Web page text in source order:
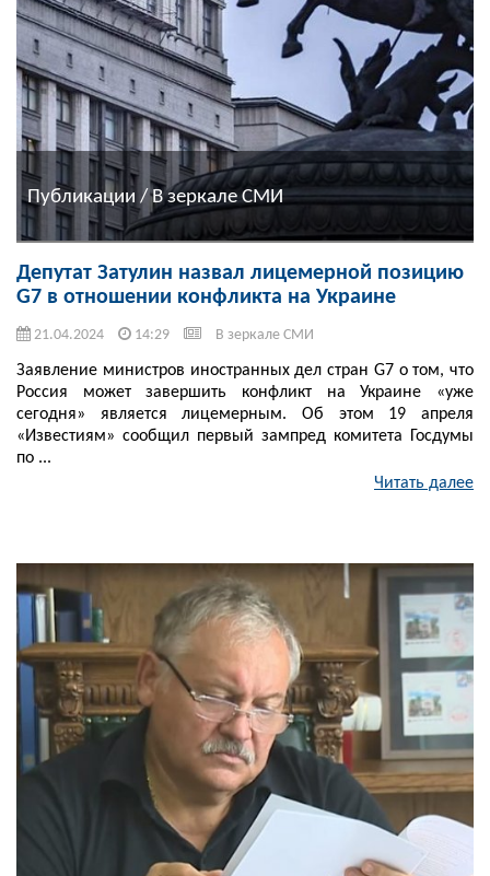
Публикации / В зеркале СМИ
Депутат Затулин назвал лицемерной позицию
G7 в отношении конфликта на Украине
21.04.2024 14:29 В зеркале СМИ
Заявление министров иностранных дел стран G7 о том, что
Россия может завершить конфликт на Украине «уже
сегодня» является лицемерным. Об этом 19 апреля
«Известиям» сообщил первый зампред комитета Госдумы
по ...
Читать далее